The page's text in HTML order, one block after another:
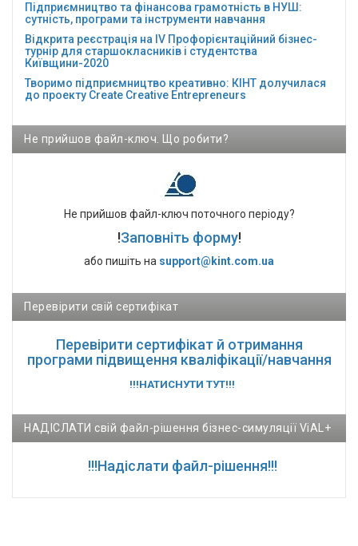
Підприємництво та фінансова грамотність в НУШ:
сутність, програми та інструменти навчання
Відкрита реєстрація на ІV Профорієнтаційний бізнес-
турнір для старшокласників і студентства
Київщини-2020
Творимо підприємництво креативно: КІНТ долучилася
до проекту Сreate Creative Entrepreneurs
Не прийшов файл-ключ. Що робити?
Не прийшов файл-ключ поточного періоду?
!Заповніть форму!
або пишіть на support@kint.com.ua
Перевірити свій сертифікат
Перевірити сертифікат й отримання
програми підвищення кваліфікації/навчання
!!!НАТИСНУТИ ТУТ!!!
НАДІСЛАТИ свій файл-рішення бізнес-симуляції ViAL+
!!!Надіслати файл-рішення!!!